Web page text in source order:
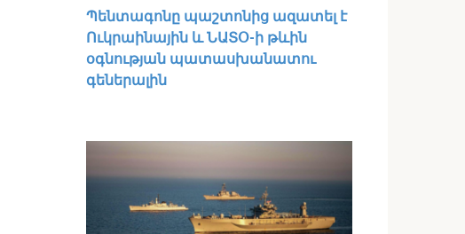
Պենտագոնը պաշտոնից ազատել է
Ուկրաինային և ՆԱՏՕ-ի թևին
օգնության պատասխանատու
գեներալին